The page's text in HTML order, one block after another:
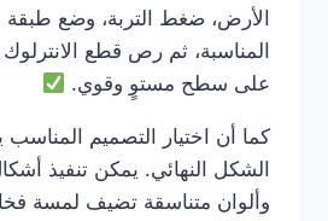
الأرض، ضغط التربة، وضع طبقة
المناسبة، ثم رص قطع
على سطح مستوٍ وقوي.
كما أن اختيار التصميم
الشكل النهائي. يمكن تنفيذ
وألوان متناسقة تضيف لمسة